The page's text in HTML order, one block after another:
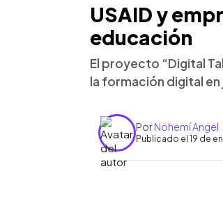
USAID y
educación
El proyecto “Digital
la formación digital
PorNohemí Angel
Publicado el 19 de